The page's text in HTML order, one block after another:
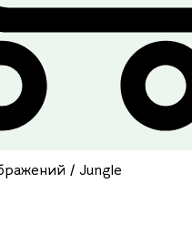
/ Jungle